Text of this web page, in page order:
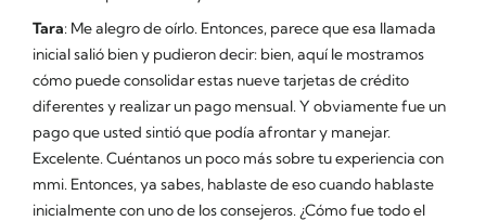
Tara: Me alegro de oírlo. Entonces, parece que esa llamada
inicial salió bien y pudieron decir: bien, aquí le mostramos
cómo puede consolidar estas nueve tarjetas de crédito
diferentes y realizar un pago mensual. Y obviamente fue un
pago que usted sintió que podía afrontar y manejar.
Excelente. Cuéntanos un poco más sobre tu experiencia con
mmi. Entonces, ya sabes, hablaste de eso cuando hablaste
inicialmente con uno de los consejeros. ¿Cómo fue todo el